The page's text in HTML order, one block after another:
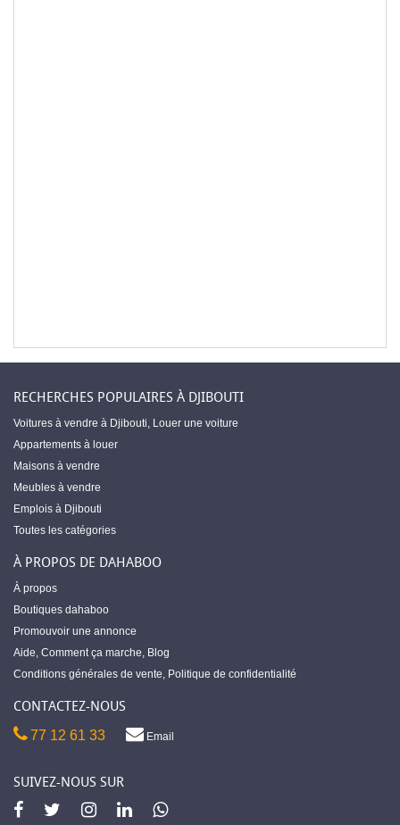
RECHERCHES POPULAIRES À DJIBOUTI
Voitures à vendre à Djibouti, Louer une voiture
Appartements à louer
Maisons à vendre
Meubles à vendre
Emplois à Djibouti
Toutes les catégories
À PROPOS DE DAHABOO
À propos
Boutiques dahaboo
Promouvoir une annonce
Aide, Comment ça marche, Blog
Conditions générales de vente, Politique de confidentialité
CONTACTEZ-NOUS
77 12 61 33 Email
SUIVEZ-NOUS SUR